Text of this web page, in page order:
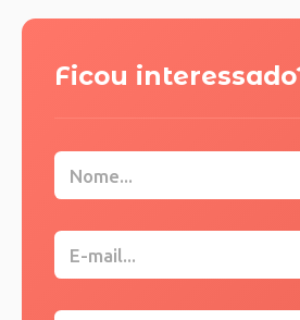
Ficou